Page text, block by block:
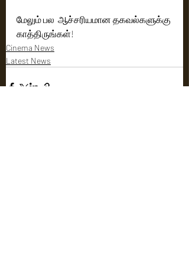
மேலும் பல  ஆச்சரியமான தகவல்களுக்கு
காத்திருங்கள்!
Cinema News
Latest News